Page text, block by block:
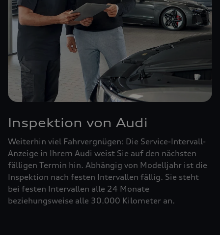
Inspektion von Audi
Weiterhin viel Fahrvergnügen: Die Service-Intervall-
Anzeige in Ihrem Audi weist Sie auf den nächsten
fälligen Termin hin. Abhängig von Modelljahr ist die
Inspektion nach festen Intervallen fällig. Sie steht
bei festen Intervallen alle 24 Monate
beziehungsweise alle 30.000 Kilometer an.